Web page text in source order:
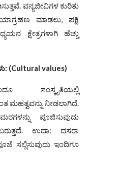
ವನ್ಯಜೀವಿಗಳ ಕುರಿತು
ಮಾಡಲು, ಪಕ್ಷಿ
ಕ್ಷೇತ್ರಗಳಾಗಿ ಹೆಚ್ಚು
: (Cultural values)
ಸಂಸ್ಕೃತಿಯಲ್ಲಿ
ಮಹತ್ವವನ್ನು ನೀಡಲಾಗಿದೆ.
ಪೂಜಿಸುವುದು
ಉದಾ: ದಸರಾ
ಸಲ್ಲಿಸುವುದು ಇಂದಿಗೂ